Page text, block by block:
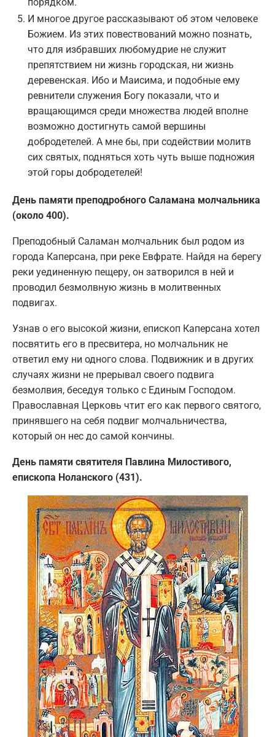
И многое другое рассказывают об этом человеке
Божием. Из этих повествований можно познать,
что для избравших любомудрие не служит
препятствием ни жизнь городская, ни жизнь
деревенская. Ибо и Маисима, и подобные ему
ревнители служения Богу показали, что и
вращающимся среди множества людей вполне
возможно достигнуть самой вершины
добродетелей. А мне бы, при содействии молитв
сих святых, подняться хоть чуть выше подножия
этой горы добродетелей!
День памяти преподробного Саламана молчальника
(около 400).
Преподобный Саламан молчальник был родом из
города Каперсана, при реке Евфрате. Найдя на берегу
реки уединенную пещеру, он затворился в ней и
проводил безмолвную жизнь в молитвенных
подвигах.
Узнав о его высокой жизни, епископ Каперсана хотел
посвятить его в пресвитера, но молчальник не
ответил ему ни одного слова. Подвижник и в других
случаях жизни не прерывал своего подвига
безмолвия, беседуя только с Единым Господом.
Православная Церковь чтит его как первого святого,
принявшего на себя подвиг молчальничества,
который он нес до самой кончины.
День памяти святителя Павлина Милостивого,
епископа Ноланского (431).